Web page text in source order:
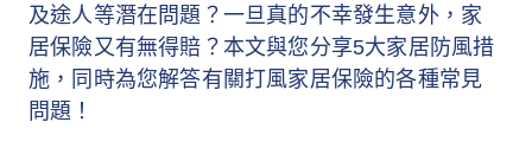
及途人等潛在問題？一旦真的不幸發生意外，家
居保險又有無得賠？本文與您分享5大家居防風措
施，同時為您解答有關打風家居保險的各種常見
問題！